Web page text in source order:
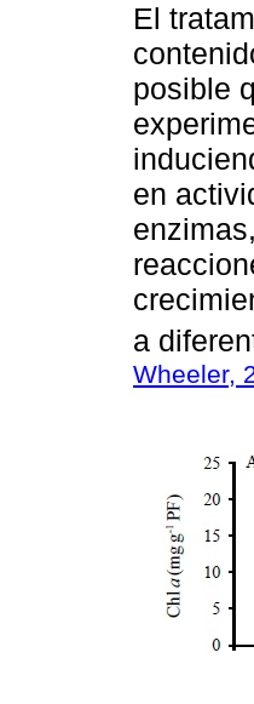
El
posible
en
a
Wheeler,